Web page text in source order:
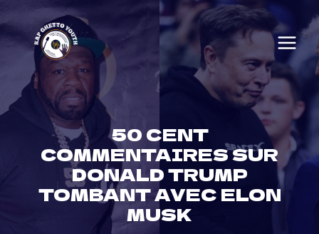
to
content
50 CENT
COMMENTAIRES SUR
DONALD TRUMP
TOMBANT AVEC ELON
MUSK